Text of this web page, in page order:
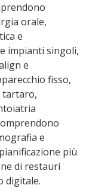
orale,
e
impianti singoli,
e
fisso,
tartaro,
e
più
di restauri
digitale.